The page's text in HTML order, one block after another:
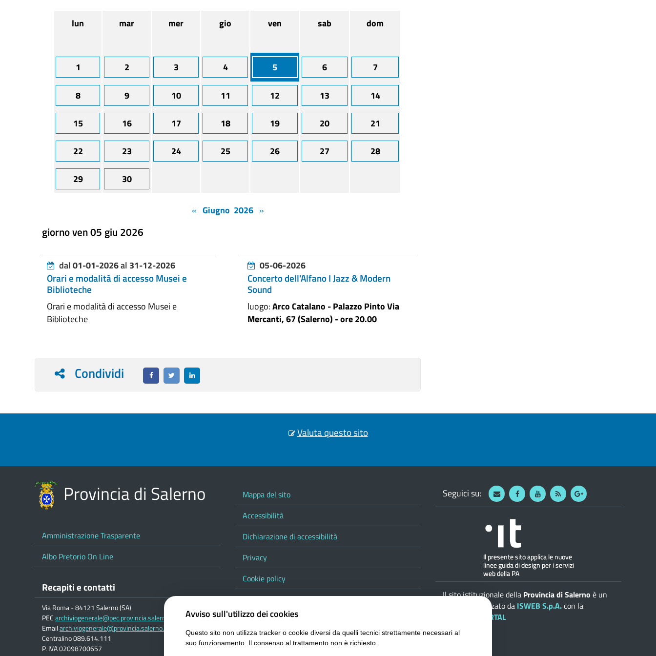
lun mar mer gio ven sab dom
1 2 3 4 5 6 7
8 9 10 11 12 13 14
15 16 17 18 19 20 21
22 23 24 25 26 27 28
29 30
« Giugno 2026 »
giorno ven 05 giu 2026
dal01-01-2026al 31-12-2026
Orari e modalità di accesso Musei e
Biblioteche
Orari e modalità di accesso Musei e
Biblioteche
05-06-2026
Concerto dell'Alfano I Jazz & Modern
Sound
luogo:Arco Catalano - Palazzo Pinto Via
Mercanti, 67 (Salerno) - ore 20.00
Condividi
Valuta questo sito
Provincia di Salerno
Amministrazione Trasparente
Albo Pretorio On Line
Recapiti e contatti
Via Roma - 84121 Salerno (SA)
PECarchiviogenerale@pec.provincia.salerno.it
Emailarchiviogenerale@provincia.salerno.it
Centralino 089.614.111
P. IVA 02098700657
Mappa del sito
Accessibilità
Dichiarazione di accessibilità
Privacy
Cookie policy
Note legali
Contatta la Provincia
Responsabile del procedimento di pubblicazione
Seguici su: WebmailFacebookYoutube
RSS Google
Il sito istituzionale della Provincia di Salerno è un
progetto realizzato da ISWEB S.p.A.con la
ePORTAL
Avviso sull'utilizzo dei cookies
Questo sito non utilizza tracker o cookie diversi da quelli tecnici strettamente necessari al
suo funzionamento. Il consenso al trattamento non è richiesto.